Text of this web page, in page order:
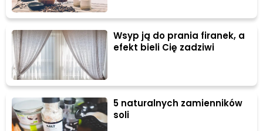
Wsyp ją do prania firanek, a
efekt bieli Cię zadziwi
5 naturalnych zamienników
soli